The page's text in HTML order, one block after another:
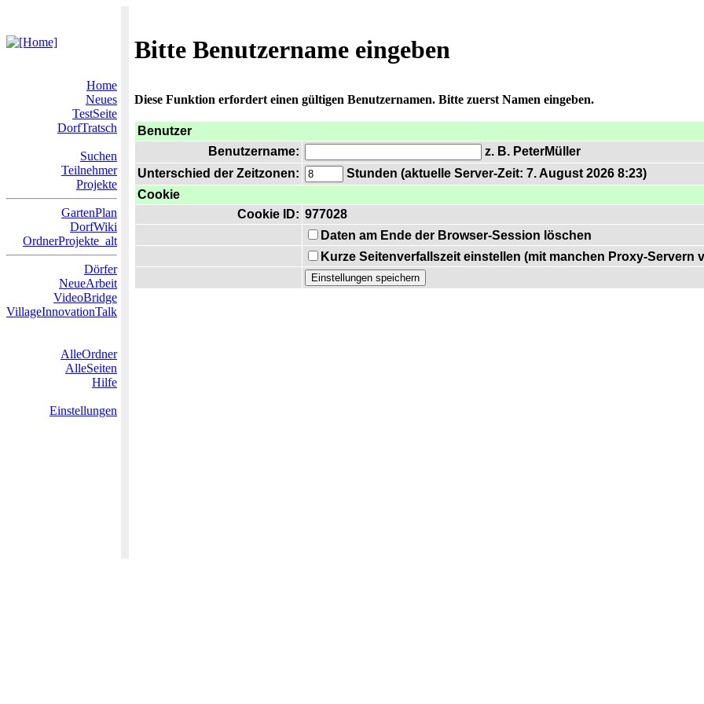
Bitte Benutzername eingeben
Home
Neues
TestSeite
DorfTratsch
Suchen
Teilnehmer
Projekte
GartenPlan
DorfWiki
OrdnerProjekte_alt
Dörfer
NeueArbeit
VideoBridge
VillageInnovationTalk
AlleOrdner
AlleSeiten
Hilfe
Einstellungen
Diese Funktion erfordert einen gültigen Benutzernamen. Bitte zuerst Namen eingeben.
Benutzer
Benutzername:
z. B. PeterMüller
Unterschied der Zeitzonen:
Stunden (aktuelle Server-Zeit: 7. August 2026 8:23)
Cookie
Cookie ID: 977028
Daten am Ende der Browser-Session löschen
Kurze Seitenverfallszeit einstellen (mit manchen Proxy-Servern